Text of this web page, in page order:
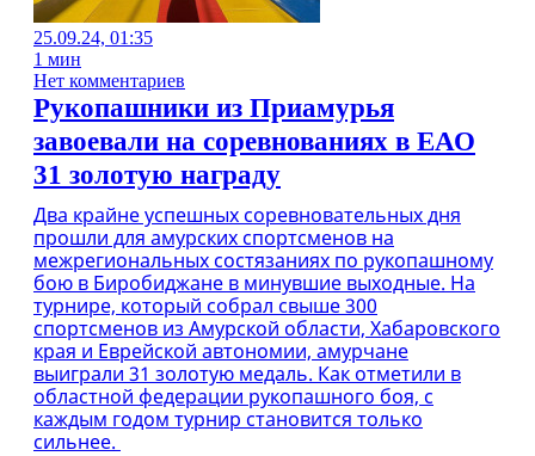
25.09.24, 01:35
1 мин
Нет комментариев
Рукопашники из Приамурья
завоевали на соревнованиях в ЕАО
31 золотую награду
Два крайне успешных соревновательных дня
прошли для амурских спортсменов на
межрегиональных состязаниях по рукопашному
бою в Биробиджане в минувшие выходные. На
турнире, который собрал свыше 300
спортсменов из Амурской области, Хабаровского
края и Еврейской автономии, амурчане
выиграли 31 золотую медаль. Как отметили в
областной федерации рукопашного боя, с
каждым годом турнир становится только
сильнее.